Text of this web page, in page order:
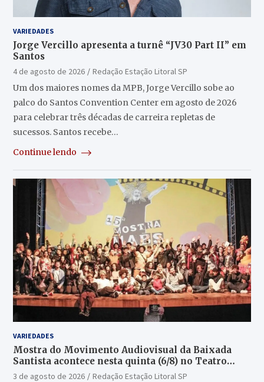
VARIEDADES
Jorge Vercillo apresenta a turnê “JV30 Part II” em
Santos
4 de agosto de 2026
Redação Estação Litoral SP
Um dos maiores nomes da MPB, Jorge Vercillo sobe ao
palco do Santos Convention Center em agosto de 2026
para celebrar três décadas de carreira repletas de
sucessos. Santos recebe…
Continue lendo
VARIEDADES
Mostra do Movimento Audiovisual da Baixada
Santista acontece nesta quinta (6/8) no Teatro
Guarany
3 de agosto de 2026
Redação Estação Litoral SP